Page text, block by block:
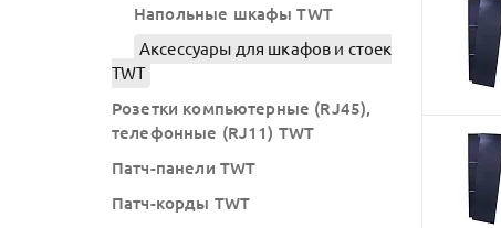
Напольные шкафы TWT
Аксессуары для шкафов и стоек
TWT
Розетки компьютерные (RJ45),
телефонные (RJ11) TWT
Патч-панели TWT
Патч-корды TWT